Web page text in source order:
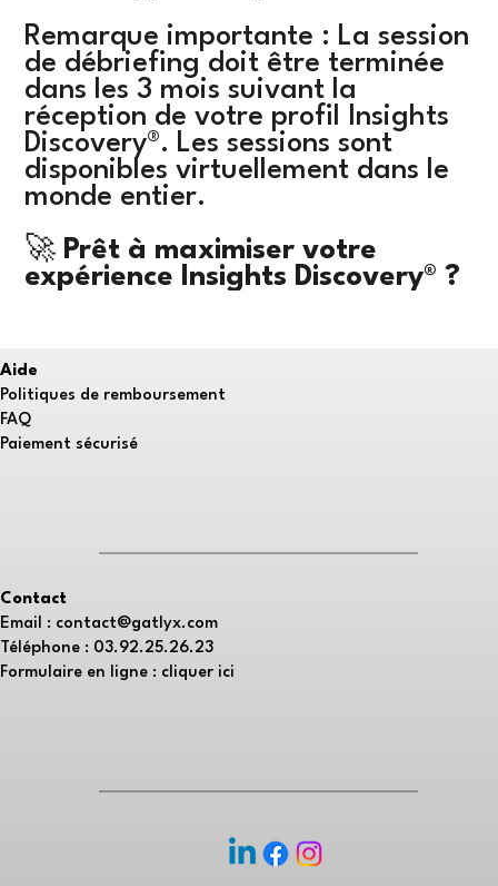
Aide
Politiques de remboursement
FAQ
Paiement sécurisé
Contact
Email : contact@gatlyx.com
Téléphone : 03.92.25.26.23
Formulaire en ligne : cliquer ici
Remarque importante : La session
de débriefing doit être terminée
dans les 3 mois suivant la
réception de votre profil Insights
Discovery®. Les sessions sont
disponibles virtuellement dans le
monde entier.
🚀 Prêt à maximiser votre
expérience Insights Discovery® ?